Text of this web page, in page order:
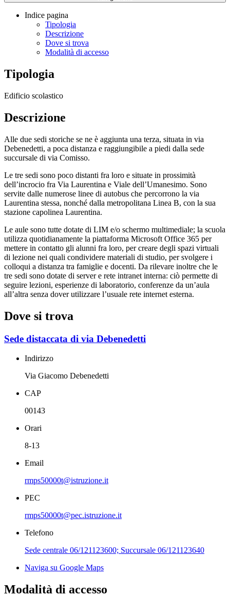
Indice pagina
Tipologia
Descrizione
Dove si trova
Modalità di accesso
Tipologia
Edificio scolastico
Descrizione
Alle due sedi storiche se ne è aggiunta una terza, situata in via
Debenedetti, a poca distanza e raggiungibile a piedi dalla sede
succursale di via Comisso.
Le tre sedi sono poco distanti fra loro e situate in prossimità
dell’incrocio fra Via Laurentina e Viale dell’Umanesimo. Sono
servite dalle numerose linee di autobus che percorrono la via
Laurentina stessa, nonché dalla metropolitana Linea B, con la sua
stazione capolinea Laurentina.
Le aule sono tutte dotate di LIM e/o schermo multimediale; la scuola
utilizza quotidianamente la piattaforma Microsoft Office 365 per
mettere in contatto gli alunni fra loro, per creare degli spazi virtuali
di lezione nei quali condividere materiali di studio, per svolgere i
colloqui a distanza tra famiglie e docenti. Da rilevare inoltre che le
tre sedi sono dotate di server e rete intranet interna: ciò permette di
seguire lezioni, esperienze di laboratorio, conferenze da un’aula
all’altra senza dover utilizzare l’usuale rete internet esterna.
Dove si trova
Sede distaccata di via Debenedetti
Indirizzo
Via Giacomo Debenedetti
CAP
00143
Orari
8-13
Email
rmps50000t@istruzione.it
PEC
rmps50000t@pec.istruzione.it
Telefono
Sede centrale 06/121123600; Succursale 06/121123640
Naviga su Google Maps
Modalità di accesso